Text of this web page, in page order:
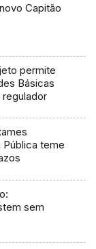
Capitão
permite
Básicas
Pública teme
sem